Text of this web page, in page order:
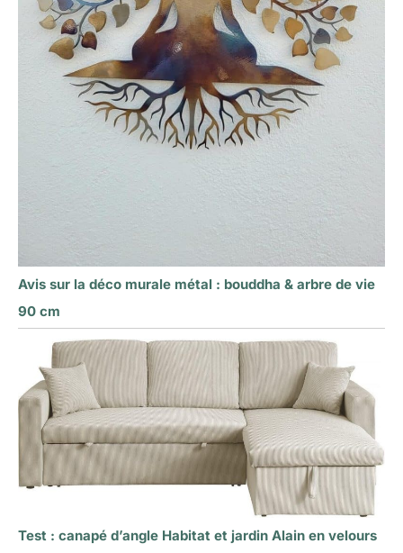
Avis sur la déco murale métal : bouddha & arbre de vie
90 cm
Test : canapé d’angle Habitat et jardin Alain en velours